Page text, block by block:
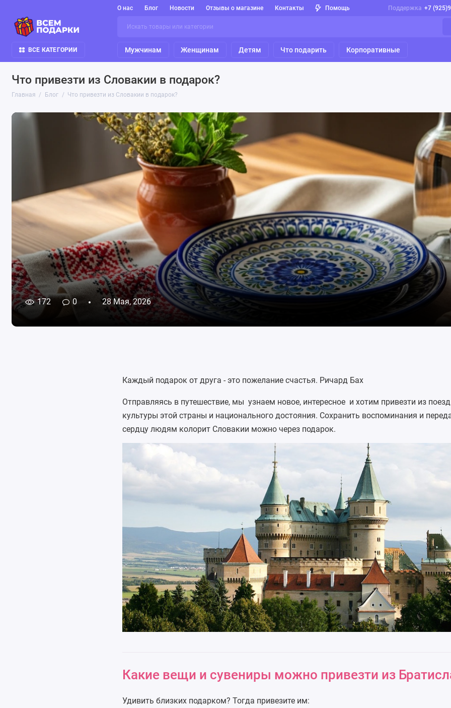
О нас Блог Новости Отзывы о магазине Контакты Помощь Поддержка +7
ВСЕ КАТЕГОРИИ Мужчинам Женщинам Детям Что подарить Корпоративные
Что привезти из Словакии в подарок?
Главная Блог Что привезти из Словакии в подарок?
172 0 28 Мая, 2026
Каждый подарок от друга - это пожелание счастья. Ричард Бах
Отправляясь в путешествие, мы узнаем новое, интересное и хотим привезти из
культуры этой страны и национального достояния. Сохранить воспоминания и
сердцу людям колорит Словакии можно через подарок.
Какие вещи и сувениры можно привезти из
Удивить близких подарком? Тогда привезите им: